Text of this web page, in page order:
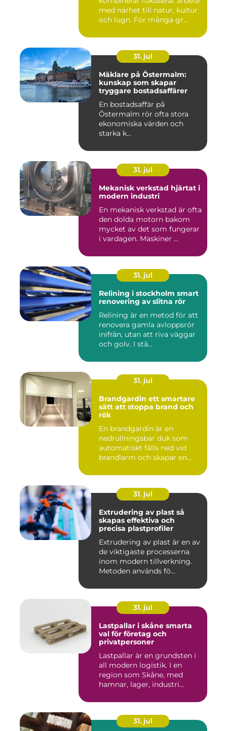
med närhet till natur, kultur
och lugn. För många gr...
31. jul
Mäklare på Östermalm:
kunskap som skapar
tryggare bostadsaffärer
En bostadsaffär på
Östermalm rör ofta stora
ekonomiska värden och
starka k...
31. jul
Mekanisk verkstad hjärtat i
modern industri
En mekanisk verkstad är ofta
den dolda motorn bakom
mycket av det som fungerar
i vardagen. Maskiner ...
31. jul
Relining i stockholm smart
renovering av slitna rör
Relining är en metod för att
renovera gamla avloppsrör
inifrån, utan att riva väggar
och golv. I stä...
31. jul
Brandgardin ett smartare
sätt att stoppa brand och
rök
En brandgardin är en
nedrullningsbar duk som
automatiskt fälls ned vid
brandlarm och skapar en
31. jul
Extrudering av plast så
skapas effektiva och
precisa plastprofiler
Extrudering av plast är en av
de viktigaste processerna
inom modern tillverkning.
Metoden används fö...
31. jul
Lastpallar i skåne smarta
val för företag och
privatpersoner
Lastpallar är en grundsten i
all modern logistik. I en
region som Skåne, med
hamnar, lager, industri...
31. jul